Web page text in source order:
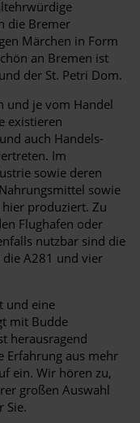
die Bremer
Märchen in Form
an Bremen ist
der St. Petri Dom.
und je vom Handel
existieren
auch Handels-
Im
sowie deren
sowie
produziert. Zu
Flughafen oder
nutzbar sind die
A281 und vier
und eine
mit Budde
herausragend
Erfahrung aus mehr
ein. Wir hören zu,
großen Auswahl
Sie.